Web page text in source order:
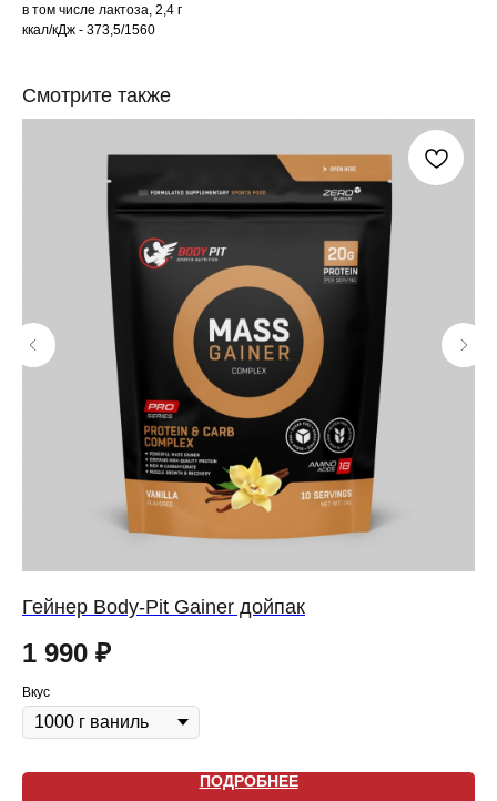
в том числе лактоза, 2,4 г
ккал/кДж - 373,5/1560
Смотрите также
Гейнер Body-Pit Gainer дойпак
1 990 ₽
Вкус
ПОДРОБНЕЕ